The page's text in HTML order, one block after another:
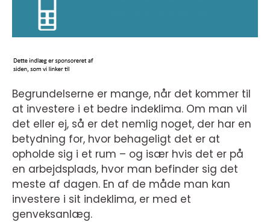
Begrundelserne er mange, når det kommer til
at investere i et bedre indeklima. Om man vil
det eller ej, så er det nemlig noget, der har en
betydning for, hvor behageligt det er at
opholde sig i et rum – og især hvis det er på
en arbejdsplads, hvor man befinder sig det
meste af dagen. En af de måde man kan
investere i sit indeklima, er med et
genveksanlæg.